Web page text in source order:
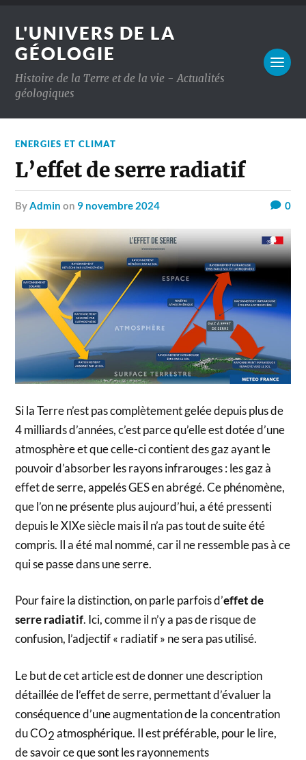
L'UNIVERS DE LA
GÉOLOGIE
Histoire de la Terre et de la vie - Actualités
géologiques
ENERGIES ET CLIMAT
L’effet de serre radiatif
byAdmin on 9 novembre 2024 0
Si la Terre n’est pas complètement gelée depuis plus de
4 milliards d’années, c’est parce qu’elle est dotée d’une
atmosphère et que celle-ci contient des gaz ayant le
pouvoir d’absorber les rayons infrarouges : les gaz à
effet de serre, appelés GES en abrégé. Ce phénomène,
que l’on ne présente plus aujourd’hui, a été pressenti
depuis le XIXe siècle mais il n’a pas tout de suite été
compris. Il a été mal nommé, car il ne ressemble pas à ce
qui se passe dans une serre.
Pour faire la distinction, on parle parfois d’effet de
serre radiatif. Ici, comme il n’y a pas de risque de
confusion, l’adjectif « radiatif » ne sera pas utilisé.
Le but de cet article est de donner une description
détaillée de l’effet de serre, permettant d’évaluer la
conséquence d’une augmentation de la concentration
du CO2atmosphérique. Il est préférable, pour le lire,
de savoir ce que sont les rayonnements